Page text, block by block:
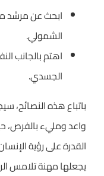
ابحث عن مرشد
الشمولي.
اهتم بالجانب
الجسدي.
باتباع هذه
واعد ومليء بالفرص،
القدرة على رؤية
يجعلها مهنة تلامس